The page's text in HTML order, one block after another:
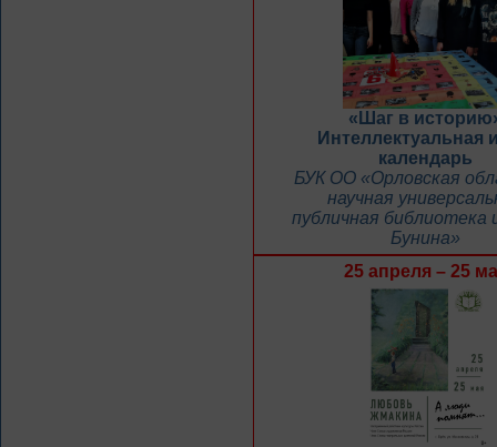
«Шаг в
Интеллектуальная
календарь
БУК ОО «Орловская
научная
публичная библиотека
Бунина»
25 апреля – 25